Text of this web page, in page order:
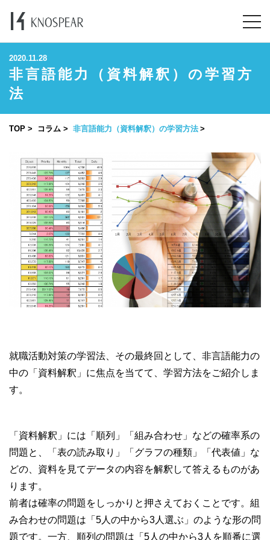
2020.11.28
非言語能力（資料解釈）の学習方
法
TOP コラム 非言語能力（資料解釈）の学習方法
就職活動対策の学習法、その最終回として、非言語能力の
中の「資料解釈」に焦点を当てて、学習方法をご紹介しま
す。
「資料解釈」には「順列」「組み合わせ」などの確率系の
問題と、「表の読み取り」「グラフの種類」「代表値」な
どの、資料を見てデータの内容を解釈して答えるものがあ
ります。
前者は確率の問題をしっかりと押さえておくことです。組
み合わせの問題は「5人の中から3人選ぶ」のような形の問
題です。一方、順列の問題は「5人の中から3人を順番に選